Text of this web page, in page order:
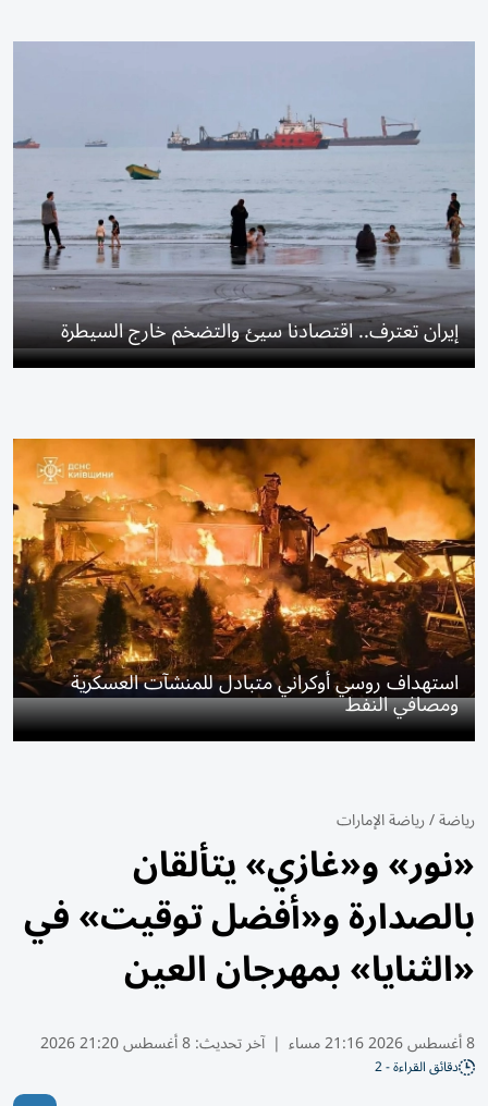
إيران تعترف.. اقتصادنا سيئ والتضخم خارج السيطرة
استهداف روسي أوكراني متبادل للمنشآت العسكرية
ومصافي النفط
رياضة/رياضة الإمارات
«نور» و«غازي» يتألقان
بالصدارة و«أفضل توقيت» في
«الثنايا» بمهرجان العين
8 أغسطس 2026 21:16 مساء | آخر تحديث:8 أغسطس 21:20 2026
دقائق القراءة - 2